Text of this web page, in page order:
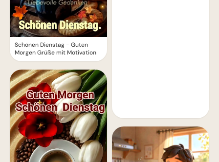
Schönen Dienstag - Guten
Morgen Grüße mit Motivation